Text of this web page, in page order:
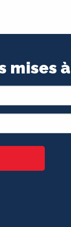
mises